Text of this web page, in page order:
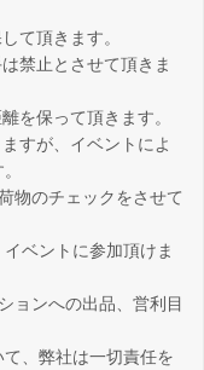
て頂きます。
禁止とさせて頂きま
を保って頂きます。
すが、イベントによ
物のチェックをさせて
ベントに参加頂けま
ョンへの出品、営利目
、弊社は一切責任を